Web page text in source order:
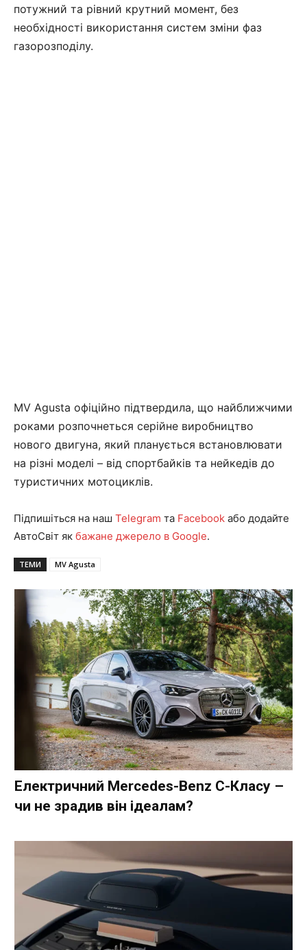
потужний та рівний крутний момент, без
необхідності використання систем зміни фаз
газорозподілу.
MV Agusta офіційно підтвердила, що найближчими
роками розпочнеться серійне виробництво
нового двигуна, який планується встановлювати
на різні моделі – від спортбайків та нейкедів до
туристичних мотоциклів.
Підпишіться на наш Telegram та Facebook або додайте
АвтоСвіт як бажане джерело в Google.
ТЕМИ MV Agusta
Електричний Mercedes-Benz C-Класу –
чи не зрадив він ідеалам?